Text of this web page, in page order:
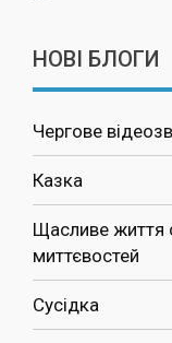
НОВІ БЛОГИ
Чергове
Казка
Щасливе життя
миттєвостей
Сусідка